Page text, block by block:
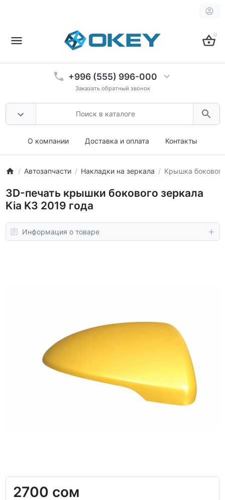
0
+996 (555) 996-000
Заказать обратный звонок
О компании Доставка и оплата Контакты
Автозапчасти Накладки на зеркала Крышка
3D-печать крышки бокового зеркала
Kia K3 2019 года
Информация о товаре
2700 сом